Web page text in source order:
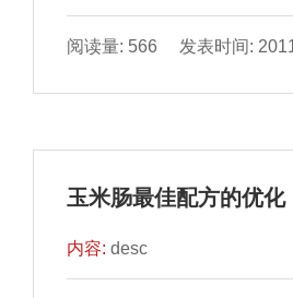
阅读量: 566 发表时间:
玉米肠最佳配方的优化
内容:desc